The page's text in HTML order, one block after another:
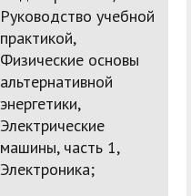
Руководство учебной
практикой,
Физические основы
альтернативной
энергетики,
Электрические
машины, часть 1,
Электроника;